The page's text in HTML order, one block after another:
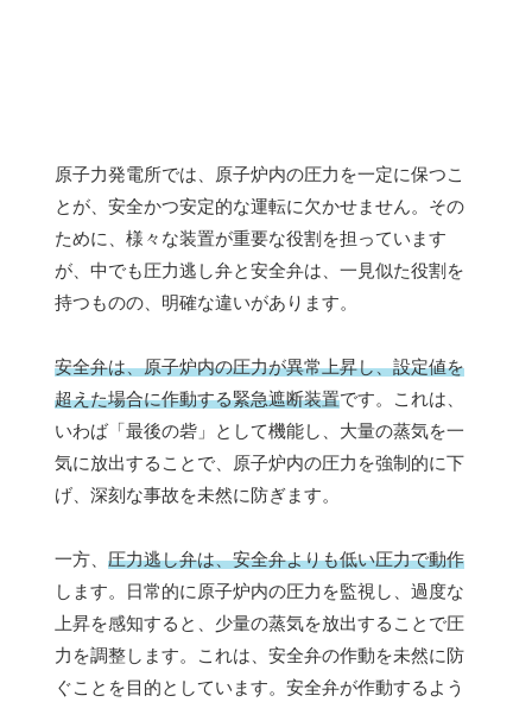
原子力発電所では、原子炉内の圧力を一定に保つこ
とが、安全かつ安定的な運転に欠かせません。その
ために、様々な装置が重要な役割を担っています
が、中でも圧力逃し弁と安全弁は、一見似た役割を
持つものの、明確な違いがあります。
安全弁は、原子炉内の圧力が異常上昇し、設定値を
超えた場合に作動する緊急遮断装置です。これは、
いわば「最後の砦」として機能し、大量の蒸気を一
気に放出することで、原子炉内の圧力を強制的に下
げ、深刻な事故を未然に防ぎます。
一方、 圧力逃し弁は、安全弁よりも低い圧力で動作
します。日常的に原子炉内の圧力を監視し、過度な
上昇を感知すると、少量の蒸気を放出することで圧
力を調整します。これは、安全弁の作動を未然に防
ぐことを目的としています。安全弁が作動するよう